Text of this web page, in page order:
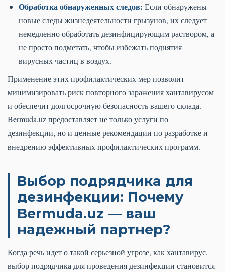
Обработка обнаруженных следов: Если обнаружены
новые следы жизнедеятельности грызунов, их следует
немедленно обработать дезинфицирующим раствором, а
не просто подметать, чтобы избежать поднятия
вирусных частиц в воздух.
Применение этих профилактических мер позволит
минимизировать риск повторного заражения хантавирусом
и обеспечит долгосрочную безопасность вашего склада.
Bermuda.uz предоставляет не только услуги по
дезинфекции, но и ценные рекомендации по разработке и
внедрению эффективных профилактических программ.
Выбор подрядчика для
дезинфекции: Почему
Bermuda.uz — ваш
надежный партнер?
Когда речь идет о такой серьезной угрозе, как хантавирус,
выбор подрядчика для проведения дезинфекции становится